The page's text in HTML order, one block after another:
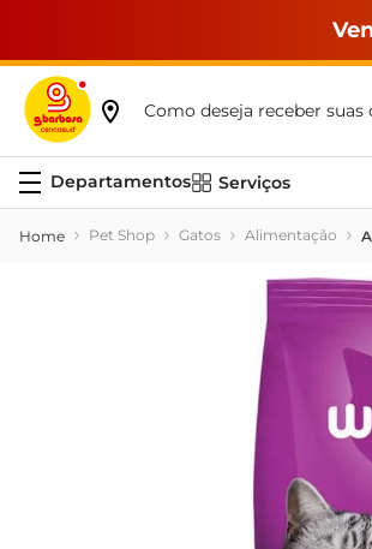
Como deseja receber suas
Serviços
Pet Shop Gatos Alimentação